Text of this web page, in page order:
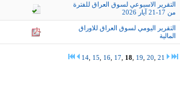
التقرير الاسبوعي لسوق العراق للفترة
من 17-21 آيار 2026
التقرير اليومي لسوق العراق للاوراق
المالية
14 15 16 17 18 19 20 21